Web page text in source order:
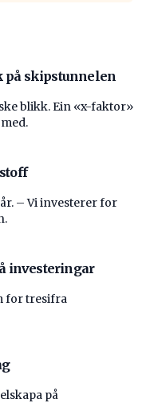
på skipstunnelen
blikk. Ein «x-faktor»
– Vi investerer for
investeringar
for tresifra
på